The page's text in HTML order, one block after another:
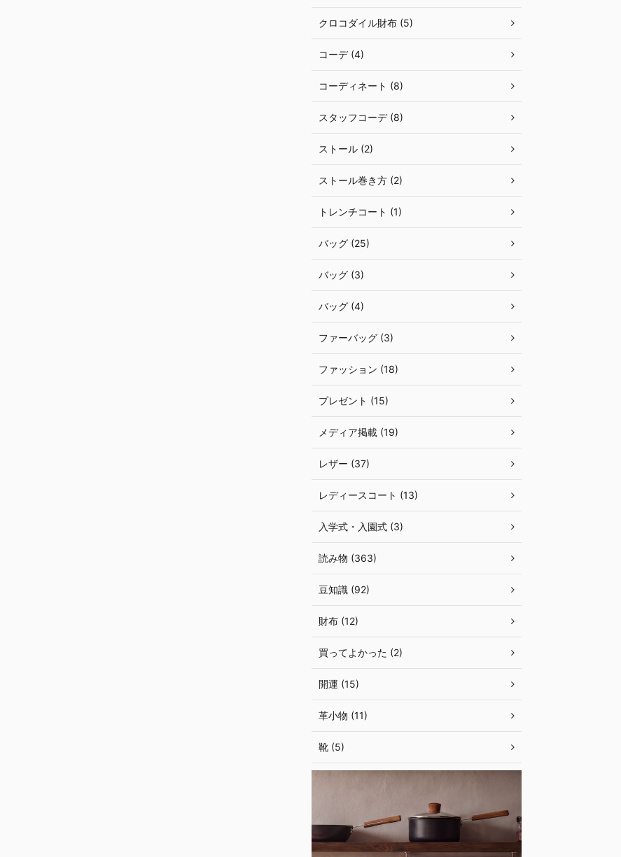
クロコダイル財布 (5)
コーデ (4)
コーディネート (8)
スタッフコーデ (8)
ストール (2)
ストール巻き方 (2)
トレンチコート (1)
バッグ (25)
バッグ (3)
バッグ (4)
ファーバッグ (3)
ファッション (18)
プレゼント (15)
メディア掲載 (19)
レザー (37)
レディースコート (13)
入学式・入園式 (3)
読み物 (363)
豆知識 (92)
財布 (12)
買ってよかった (2)
開運 (15)
革小物 (11)
靴 (5)